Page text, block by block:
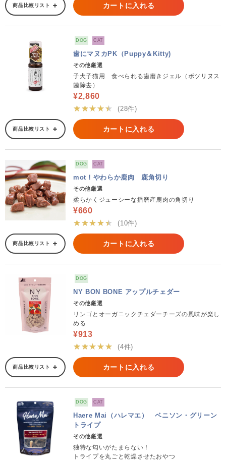
商品比較リスト カートに入れる
DOG CAT
歯にマヌカPK（Puppy＆Kitty)
その他厳選
子犬子猫用 食べられる歯磨きジェル（ボツリヌス
菌除去）
¥2,860
★★★★★
(28件)
商品比較リスト カートに入れる
DOG CAT
mot！やわらか鹿肉 鹿角切り
その他厳選
柔らかくジューシーな播磨産鹿肉の角切り
¥660
★★★★★
(10件)
商品比較リスト カートに入れる
DOG
NY BON BONE アップルチェダー
その他厳選
リンゴとオーガニックチェダーチーズの風味が楽し
める
¥913
★★★★★
(4件)
商品比較リスト カートに入れる
DOG CAT
Haere Mai（ハレマエ） ベニソン・グリーン
トライプ
その他厳選
独特な匂いがたまらない！
トライプを丸ごと乾燥させたおやつ